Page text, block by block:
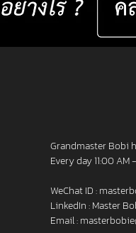
Grandmaster Bobi
Every day 11:00 AM
WeChat ID :
LinkedIn :Master
Email :